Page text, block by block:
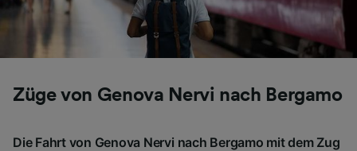
Züge von Genova Nervi nach Bergamo
Die Fahrt von Genova Nervi nach Bergamo mit dem Zug